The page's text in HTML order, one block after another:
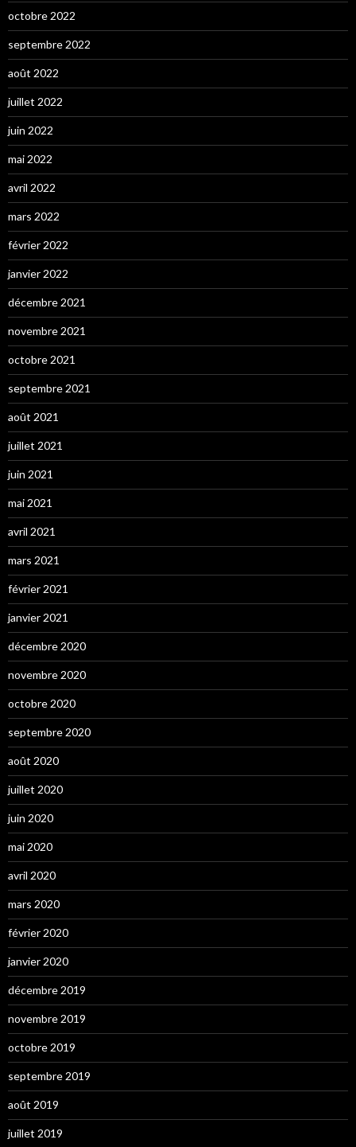
octobre 2022
septembre 2022
août 2022
juillet 2022
juin 2022
mai 2022
avril 2022
mars 2022
février 2022
janvier 2022
décembre 2021
novembre 2021
octobre 2021
septembre 2021
août 2021
juillet 2021
juin 2021
mai 2021
avril 2021
mars 2021
février 2021
janvier 2021
décembre 2020
novembre 2020
octobre 2020
septembre 2020
août 2020
juillet 2020
juin 2020
mai 2020
avril 2020
mars 2020
février 2020
janvier 2020
décembre 2019
novembre 2019
octobre 2019
septembre 2019
août 2019
juillet 2019